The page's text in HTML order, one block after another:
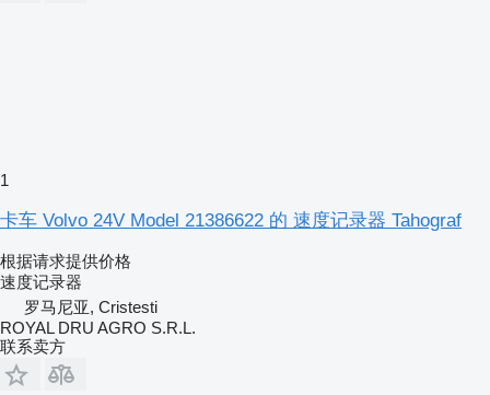
1
卡车 Volvo 24V Model 21386622 的 速度记录器 Tahograf
根据请求提供价格
速度记录器
罗马尼亚, Cristesti
ROYAL DRU AGRO S.R.L.
联系卖方